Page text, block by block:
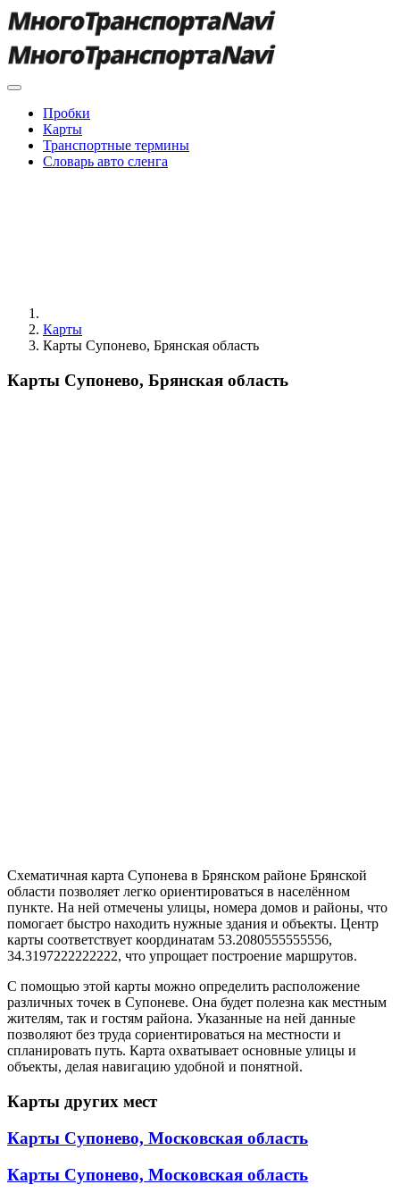
Пробки
Карты
Транспортные термины
Словарь авто сленга
Карты
Карты Супонево, Брянская область
Карты Супонево, Брянская область
Схематичная карта Супонева в Брянском районе Брянской
области позволяет легко ориентироваться в населённом
пункте. На ней отмечены улицы, номера домов и районы, что
помогает быстро находить нужные здания и объекты. Центр
карты соответствует координатам 53.2080555555556,
34.3197222222222, что упрощает построение маршрутов.
С помощью этой карты можно определить расположение
различных точек в Супоневе. Она будет полезна как местным
жителям, так и гостям района. Указанные на ней данные
позволяют без труда сориентироваться на местности и
спланировать путь. Карта охватывает основные улицы и
объекты, делая навигацию удобной и понятной.
Карты других мест
Карты Супонево, Московская область
Карты Супонево, Московская область